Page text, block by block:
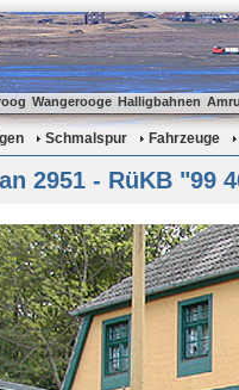
Wangerooge Halligbahnen
Schmalspur Fahrzeuge
2951 - RüKB "99